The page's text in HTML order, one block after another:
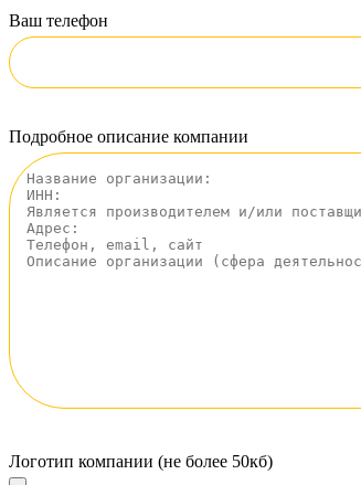
Ваш телефон
Подробное описание компании
Логотип компании (не более 50кб)